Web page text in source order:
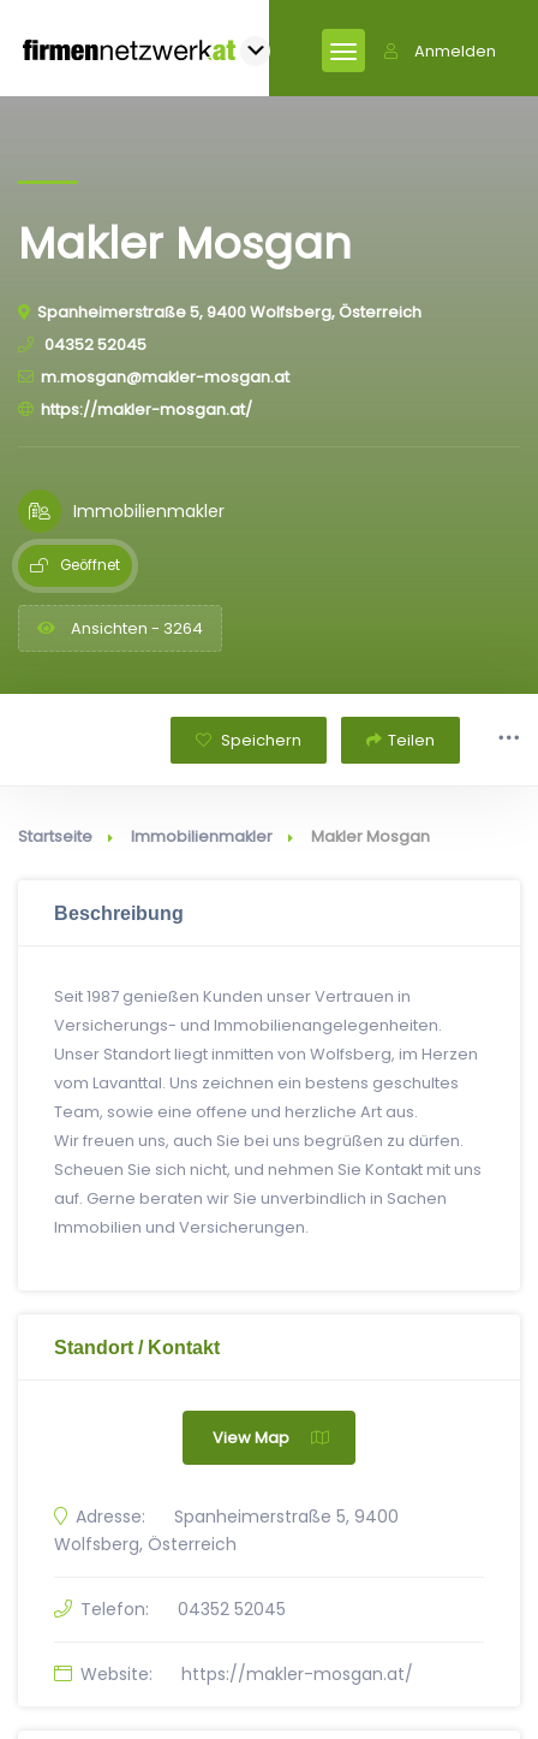
Anmelden
Makler Mosgan
Spanheimerstraße 5, 9400 Wolfsberg, Österreich
04352 52045
m.mosgan@makler-mosgan.at
https://makler-mosgan.at/
Immobilienmakler
Geöffnet
Ansichten - 3264
Speichern Teilen
Startseite Immobilienmakler Makler Mosgan
Beschreibung
Seit 1987 genießen Kunden unser Vertrauen in
Versicherungs- und Immobilienangelegenheiten.
Unser Standort liegt inmitten von Wolfsberg, im Herzen
vom Lavanttal. Uns zeichnen ein bestens geschultes
Team, sowie eine offene und herzliche Art aus.
Wir freuen uns, auch Sie bei uns begrüßen zu dürfen.
Scheuen Sie sich nicht, und nehmen Sie Kontakt mit uns
auf. Gerne beraten wir Sie unverbindlich in Sachen
Immobilien und Versicherungen.
Standort / Kontakt
View Map
Adresse:
Spanheimerstraße 5, 9400
Wolfsberg, Österreich
Telefon: 04352 52045
Website: https://makler-mosgan.at/